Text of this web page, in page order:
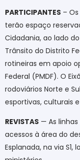
PARTICIPANTES –
terão espaço
Cidadania, ao lado
Trânsito do Distrito
rotineiras em apoio
Federal (PMDF). O
rodoviários Norte e
esportivas, culturais
REVISTAS — As
acessos à área do
Esplanada, na via